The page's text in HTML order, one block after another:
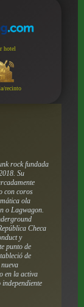
hotel
recinto
rock fundada
Su
con coros
ola
o Lagwagon.
Checa
y
punto de
de
en la activa